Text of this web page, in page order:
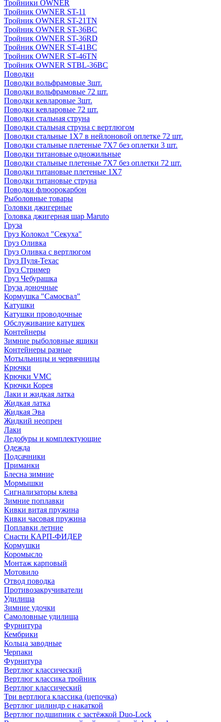
Тройники OWNER
Тройник OWNER ST-11
Тройник OWNER ST-21TN
Тройник OWNER ST-36BC
Тройник OWNER ST-36RD
Тройник OWNER ST-41BC
Тройник OWNER ST-46TN
Тройник OWNER STBL-36BC
Поводки
Поводки вольфрамовые 3шт.
Поводки вольфрамовые 72 шт.
Поводки кевларовые 3шт.
Поводки кевларовые 72 шт.
Поводки стальная струна
Поводки стальная струна с вертлюгом
Поводки стальные 1X7 в нейлоновой оплетке 72 шт.
Поводки стальные плетеные 7X7 без оплетки 3 шт.
Поводки титановые одножильные
Поводки стальные плетеные 7X7 без оплетки 72 шт.
Поводки титановые плетеные 1X7
Поводки титановые струна
Поводки флюорокарбон
Рыболовные товары
Головки джигерные
Головка джигерная шар Maruto
Груза
Груз Колокол "Секуха"
Груз Оливка
Груз Оливка с вертлюгом
Груз Пуля-Техас
Груз Стример
Груз Чебурашка
Груза доночные
Кормушка "Самосвал"
Катушки
Катушки проводочные
Обслуживание катушек
Контейнеры
Зимние рыболовные ящики
Контейнеры разные
Мотыльницы и червячницы
Крючки
Крючки VMC
Крючки Корея
Лаки и жидкая латка
Жидкая латка
Жидкая Эва
Жидкий неопрен
Лаки
Ледобуры и комплектующие
Одежда
Подсачники
Приманки
Блесна зимние
Мормышки
Сигнализаторы клева
Зимние поплавки
Кивки витая пружина
Кивки часовая пружина
Поплавки летние
Снасти КАРП-ФИДЕР
Кормушки
Коромысло
Монтаж карповый
Мотовило
Отвод поводка
Противозакручиватели
Удилища
Зимние удочки
Самоловные удилища
Фурнитура
Кембрики
Кольца заводные
Черпаки
Фурнитура
Вертлюг классический
Вертлюг классика тройник
Вертлюг классический
Три вертлюга классика (цепочка)
Вертлюг цилиндр с накаткой
Вертлюг подшипник с застёжкой Duo-Lock